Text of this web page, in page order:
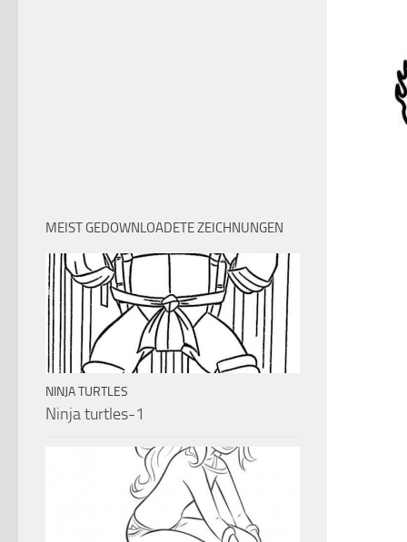
MEIST GEDOWNLOADETE ZEICHNUNGEN
NINJA TURTLES
Ninja turtles-1